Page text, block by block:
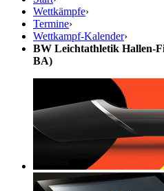
Wettkämpfe›
Termine›
Wettkampf-Kalender›
BW Leichtathletik Hallen-
BA)